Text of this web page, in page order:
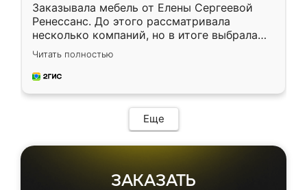
Заказывала мебель от Елены Сергеевой
Ренессанс. До этого рассматривала
несколько компаний, но в итоге выбрала
эту. Сначала обговорили условия, потом
приехал замерщик, всё спокойно объяснил
и снял размеры. Изготовили в срок, с
мебель сразу встала на свое место без
каких-либо доработок. Качеством осталась
довольна, все выглядит так, как и ожидала.
Читать полностью
Еще
ЗАКАЗАТЬ